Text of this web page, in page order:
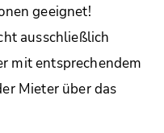
geeignet!
ausschließlich
mit entsprechendem
Mieter über das